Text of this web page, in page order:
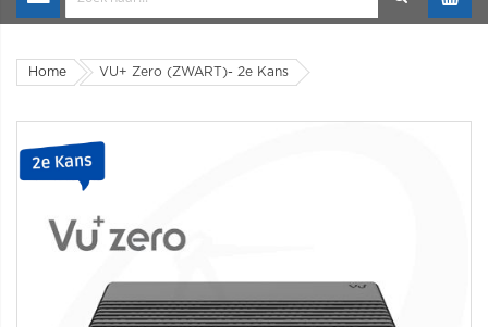
Home VU+ Zero (ZWART)- 2e Kans